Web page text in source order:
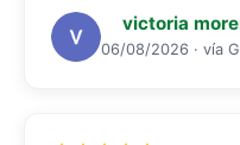
victoria
06/08/2026 · vía